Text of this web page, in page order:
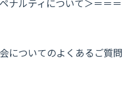
ナルティについて＞＝＝＝
についてのよくあるご質問